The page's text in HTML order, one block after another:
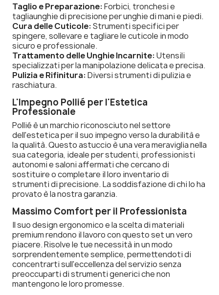
Taglio e Preparazione:Forbici, tronchesi e
tagliaunghie di precisione per unghie di mani e piedi.
Cura delle Cuticole:Strumenti specifici per
spingere, sollevare e tagliare le cuticole in modo
sicuro e professionale.
Trattamento delle Unghie Incarnite:Utensili
specializzati per la manipolazione delicata e precisa.
Pulizia e Rifinitura:Diversi strumenti di pulizia e
raschiatura.
L'Impegno Pollié per l'Estetica
Professionale
Pollié è un marchio riconosciuto nel settore
dell'estetica per il suo impegno verso la durabilità e
la qualità. Questo astuccio è una vera meraviglia nella
sua categoria, ideale per studenti, professionisti
autonomi e saloni affermati che cercano di
sostituire o completare il loro inventario di
strumenti di precisione. La soddisfazione di chi lo ha
provato è la nostra garanzia.
Massimo Comfort per il Professionista
Il suo design ergonomico e la scelta di materiali
premium rendono il lavoro con questo set un vero
piacere. Risolve le tue necessità in un modo
sorprendentemente semplice, permettendoti di
concentrarti sull'eccellenza del servizio senza
preoccuparti di strumenti generici che non
mantengono le loro promesse.